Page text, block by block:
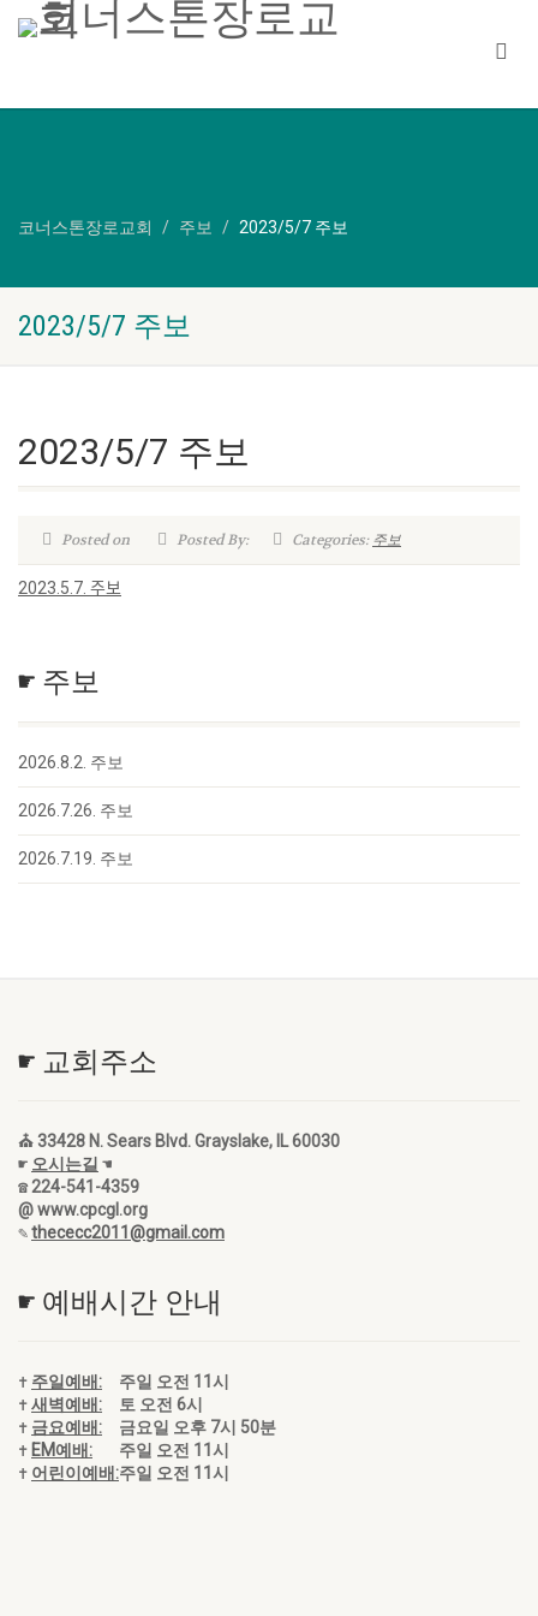
코너스톤장로교회 주보 2023/5/7 주보
2023/5/7 주보
2023/5/7 주보
Posted on Posted By: Categories:주보
2023.5.7. 주보
☛ 주보
2026.8.2. 주보
2026.7.26. 주보
2026.7.19. 주보
☛ 교회주소
⛪ 33428 N. Sears Blvd. Grayslake, IL 60030
☛ 오시는길 ☚
☎ 224-541-4359
@ www.cpcgl.org
✎thececc2011@gmail.com
☛ 예배시간 안내
✝ 주일예배:
주일 오전 11시
✝새벽예배:
토 오전 6시
✝ 금요예배:
금요일 오후 7시 50분
✝ EM예배:
주일 오전 11시
✝ 어린이예배:주일 오전 11시